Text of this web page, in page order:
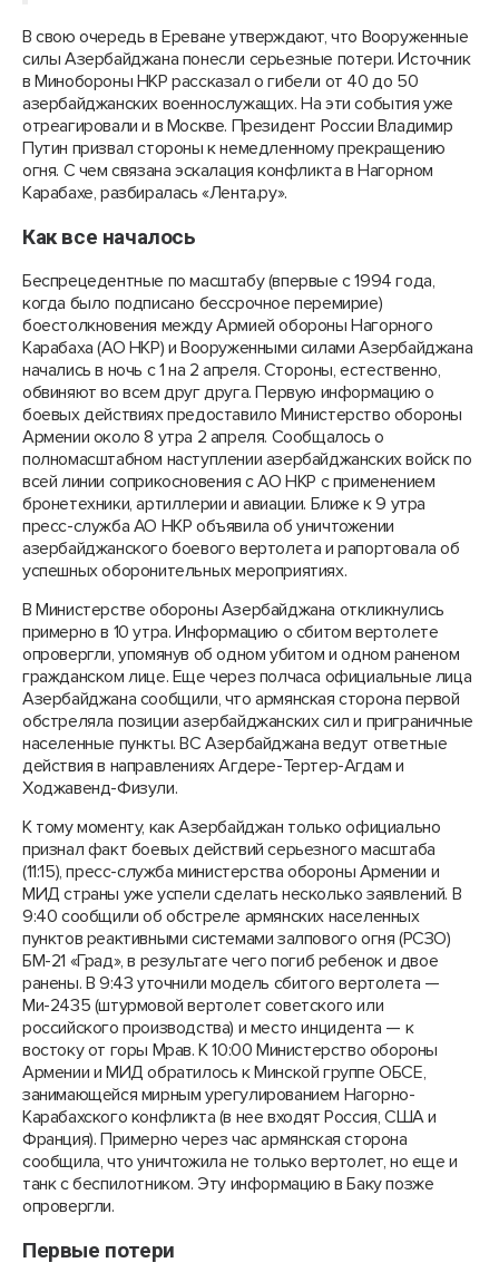
В свою очередь в Ереване утверждают, что Вооруженные
силы Азербайджана понесли серьезные потери. Источник
в Минобороны НКР рассказал о гибели от 40 до 50
азербайджанских военнослужащих. На эти события уже
отреагировали и в Москве. Президент России Владимир
Путин призвал стороны к немедленному прекращению
огня. С чем связана эскалация конфликта в Нагорном
Карабахе, разбиралась «Лента.ру».
Как все началось
Беспрецедентные по масштабу (впервые с 1994 года,
когда было подписано бессрочное перемирие)
боестолкновения между Армией обороны Нагорного
Карабаха (АО НКР) и Вооруженными силами Азербайджана
начались в ночь с 1 на 2 апреля. Стороны, естественно,
обвиняют во всем друг друга. Первую информацию о
боевых действиях предоставило Министерство обороны
Армении около 8 утра 2 апреля. Сообщалось о
полномасштабном наступлении азербайджанских войск по
всей линии соприкосновения с АО НКР с применением
бронетехники, артиллерии и авиации. Ближе к 9 утра
пресс-служба АО НКР объявила об уничтожении
азербайджанского боевого вертолета и рапортовала об
успешных оборонительных мероприятиях.
В Министерстве обороны Азербайджана откликнулись
примерно в 10 утра. Информацию о сбитом вертолете
опровергли, упомянув об одном убитом и одном раненом
гражданском лице. Еще через полчаса официальные лица
Азербайджана сообщили, что армянская сторона первой
обстреляла позиции азербайджанских сил и приграничные
населенные пункты. ВС Азербайджана ведут ответные
действия в направлениях Агдере-Тертер-Агдам и
Ходжавенд-Физули.
К тому моменту, как Азербайджан только официально
признал факт боевых действий серьезного масштаба
(11:15), пресс-служба министерства обороны Армении и
МИД страны уже успели сделать несколько заявлений. В
9:40 сообщили об обстреле армянских населенных
пунктов реактивными системами залпового огня (РСЗО)
БМ-21 «Град», в результате чего погиб ребенок и двое
ранены. В 9:43 уточнили модель сбитого вертолета —
Ми-2435 (штурмовой вертолет советского или
российского производства) и место инцидента — к
востоку от горы Мрав. К 10:00 Министерство обороны
Армении и МИД обратилось к Минской группе ОБСЕ,
занимающейся мирным урегулированием Нагорно-
Карабахского конфликта (в нее входят Россия, США и
Франция). Примерно через час армянская сторона
сообщила, что уничтожила не только вертолет, но еще и
танк с беспилотником. Эту информацию в Баку позже
опровергли.
Первые потери